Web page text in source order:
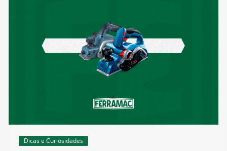
Dicas e Curiosidades